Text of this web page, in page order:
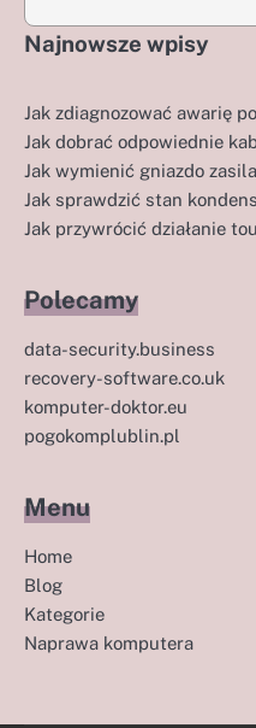
Najnowsze wpisy
Jak zdiagnozować awarię
Jak dobrać odpowiednie
Jak wymienić gniazdo
Jak sprawdzić stan
Jak przywrócić działanie
Polecamy
data-security.business
recovery-software.co.uk
komputer-doktor.eu
pogokomplublin.pl
Menu
Home
Blog
Kategorie
Naprawa komputera